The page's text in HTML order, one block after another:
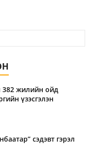
382 жилийн ойд
үзэсгэлэн
сэдэвт гэрэл